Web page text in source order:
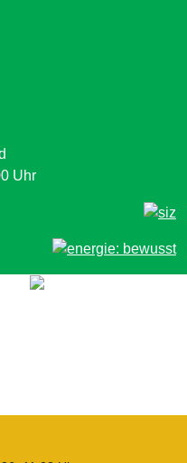
Uhr